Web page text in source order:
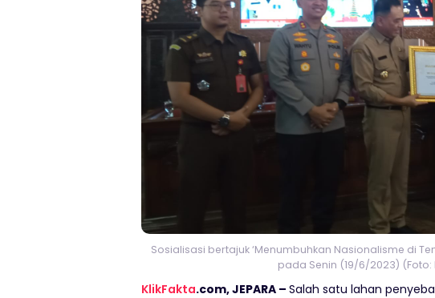
Sosialisasi bertajuk ‘Menumbuhkan Nasionalisme di
pada Senin (19/6/2023)
KlikFakta.com, JEPARA – Salah satu lahan